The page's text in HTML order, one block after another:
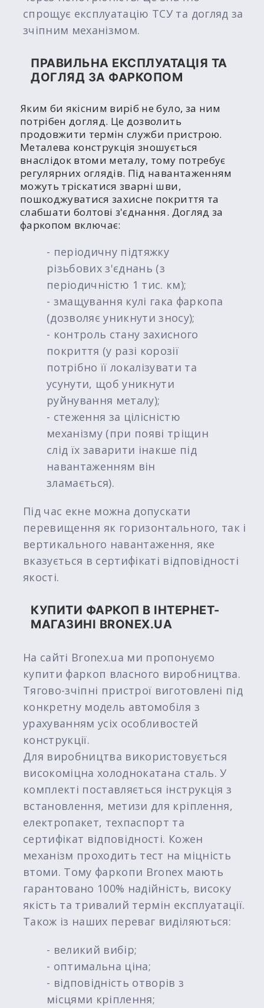
спрощує експлуатацію ТСУ та догляд за
зчіпним механізмом.
ПРАВИЛЬНА ЕКСПЛУАТАЦІЯ ТА
ДОГЛЯД ЗА ФАРКОПОМ
Яким би якісним виріб не було, за ним
потрібен догляд. Це дозволить
продовжити термін служби пристрою.
Металева конструкція зношується
внаслідок втоми металу, тому потребує
регулярних оглядів. Під навантаженням
можуть тріскатися зварні шви,
пошкоджуватися захисне покриття та
слабшати болтові з'єднання. Догляд за
фаркопом включає:
- періодичну підтяжку
різьбових з'єднань (з
періодичністю 1 тис. км);
- змащування кулі гака фаркопа
(дозволяє уникнути зносу);
- контроль стану захисного
покриття (у разі корозії
потрібно її локалізувати та
усунути, щоб уникнути
руйнування металу);
- стеження за цілісністю
механізму (при появі тріщин
слід їх заварити інакше під
навантаженням він
зламається).
Під час екне можна допускати
перевищення як горизонтального, так і
вертикального навантаження, яке
вказується в сертифікаті відповідності
якості.
КУПИТИ ФАРКОП В ІНТЕРНЕТ-
МАГАЗИНІ BRONEX.UA
На сайті Bronex.ua ми пропонуємо
купити фаркоп власного виробництва.
Тягово-зчіпні пристрої виготовлені під
конкретну модель автомобіля з
урахуванням усіх особливостей
конструкції.
Для виробництва використовується
високоміцна холоднокатана сталь. У
комплекті поставляється інструкція з
встановлення, метизи для кріплення,
електропакет, техпаспорт та
сертифікат відповідності. Кожен
механізм проходить тест на міцність
втоми. Тому фаркопи Bronex мають
гарантовано 100% надійність, високу
якість та тривалий термін експлуатації.
Також із наших переваг виділяються:
- великий вибір;
- оптимальна ціна;
- відповідність отворів з
місцями кріплення;